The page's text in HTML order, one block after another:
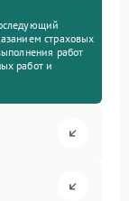
страховых
работ
работ и